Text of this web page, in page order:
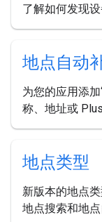
了解如何发现
地点自动
为您的应用添
称、地址或
地点类型
新版本的地点
地点搜索和地